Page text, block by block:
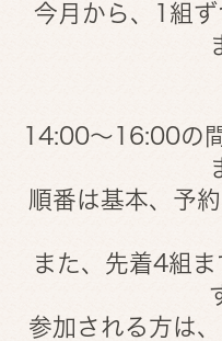
今月から、1組
14:00～16:00の
順番は基本、予
また、先着4組
参加される方は